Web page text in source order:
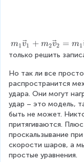
m
_
1
}
\
v
e
c
{
v
}
m1 v1 + m2v2 = m1
только решить
Но так ли все
распространится
удара. Они могут
удар – это модель,
быть не может.
притягиваются.
проскальзывание
скорости шаров, а
простые уравнения.